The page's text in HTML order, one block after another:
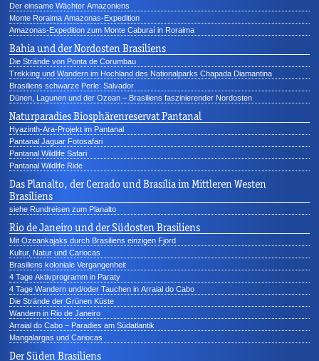
Der einsame Wächter Amazoniens
Monte Roraima Amazonas-Expedition
Amazonas-Expedition zum Monte Caburaí in Roraima
Bahia und der Nordosten Brasiliens
Die Strände von Ponta de Corumbau
Trekking und Wandern im Hochland des Nationalparks Chapada Diamantina
Brasiliens schwarze Perle: Salvador
Dünen, Lagunen und der Ozean – Brasiliens faszinierender Nordosten
Naturparadies Biosphärenreservat Pantanal
Hyazinth-Ara-Projekt im Pantanal
Pantanal Jaguar Fotosafari
Pantanal Wildlife Safari
Pantanal Wildlife Ride
Das Planalto, der Cerrado und Brasília im Mittleren Westen
Brasiliens
siehe Rundreisen zum Planalto
Rio de Janeiro und der Südosten Brasiliens
Mit Ozeankajaks durch Brasiliens einzigen Fjord
Kultur, Natur und Cariocas
Brasiliens koloniale Vergangenheit
4 Tage Aktivprogramm in Paraty
4 Tage Wandern und/oder Tauchen in Arraial do Cabo
Die Strände der Grünen Küste
Wandern in Rio de Janeiro
Arraial do Cabo – Paradies am Südatlantik
Mangalargas und Cariocas
Der Süden Brasiliens